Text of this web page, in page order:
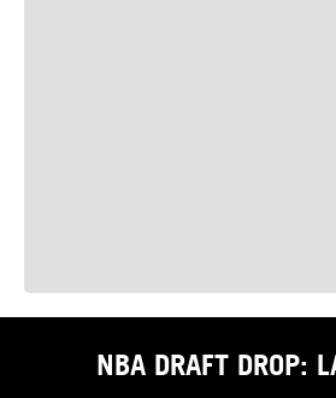
NBA DRAFT DROP: